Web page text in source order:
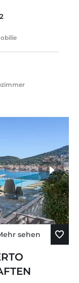
2
sehen